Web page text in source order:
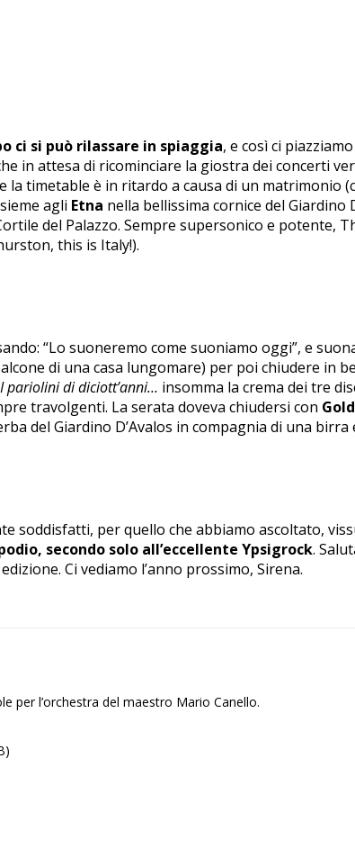
ci si può rilassare in spiaggia, e così ci
in attesa di ricominciare la giostra dei concerti
la timetable è in ritardo a causa di un matrimonio
agli Etna nella bellissima cornice del
del Palazzo. Sempre supersonico e potente,
this is Italy!).
“Lo suoneremo come suoniamo oggi”, e
di una casa lungomare) per poi chiudere in
I pariolini di diciott’anni… insomma la crema dei tre
travolgenti. La serata doveva chiudersi con
del Giardino D’Avalos in compagnia di una birra
soddisfatti, per quello che abbiamo ascoltato,
secondo solo all’eccellente Ypsigrock.
Ci vediamo l’anno prossimo, Sirena.
per l’orchestra del maestro Mario Canello.